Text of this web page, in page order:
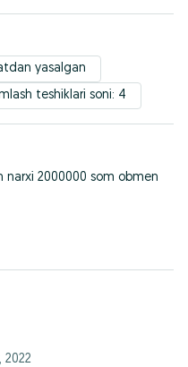
yasalgan
teshiklari soni: 4
narxi 2000000 som obmen